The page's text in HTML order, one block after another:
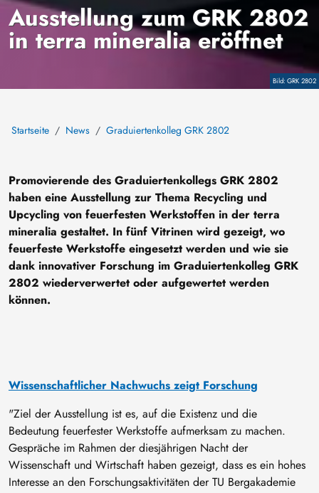
Copyright
GRK 2802
Ausstellung zum GRK 2802
in terra mineralia eröffnet
Startseite News Graduiertenkolleg GRK 2802
Promovierende des Graduiertenkollegs GRK 2802
haben eine Ausstellung zur Thema Recycling und
Upcycling von feuerfesten Werkstoffen in der terra
mineralia gestaltet. In fünf Vitrinen wird gezeigt, wo
feuerfeste Werkstoffe eingesetzt werden und wie sie
dank innovativer Forschung im Graduiertenkolleg GRK
2802 wiederverwertet oder aufgewertet werden
können.
Wissenschaftlicher Nachwuchs zeigt Forschung
"Ziel der Ausstellung ist es, auf die Existenz und die
Bedeutung feuerfester Werkstoffe aufmerksam zu machen.
Gespräche im Rahmen der diesjährigen Nacht der
Wissenschaft und Wirtschaft haben gezeigt, dass es ein hohes
Interesse an den Forschungsaktivitäten der TU Bergakademie